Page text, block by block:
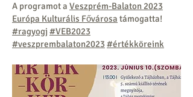
A programot a Veszprém-Balaton 2023
Európa Kulturális Fővárosa támogatta!
#ragyogj #VEB2023
#veszprembalaton2023 #értékköreink